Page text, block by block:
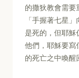
的撒狄教會需要
「手握著七星
是死的，但耶
他們，耶穌要寫
的死亡之中喚醒